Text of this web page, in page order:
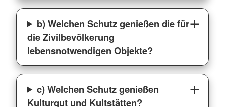
b) Welchen Schutz genießen die für
die Zivilbevölkerung
lebensnotwendigen Objekte?
c) Welchen Schutz genießen
Kulturgut und Kultstätten?